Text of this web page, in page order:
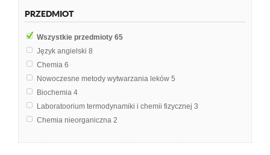
PRZEDMIOT
Wszystkie przedmioty 65
Język angielski 8
Chemia 6
Nowoczesne metody wytwarzania leków 5
Biochemia 4
Laboratoorium termodynamiki i chemii fizycznej 3
Chemia nieorganiczna 2